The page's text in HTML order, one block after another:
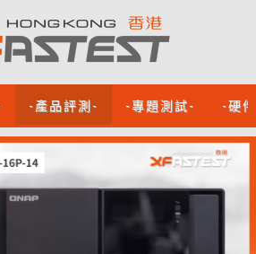
-產品評測- -專題測試- -硬